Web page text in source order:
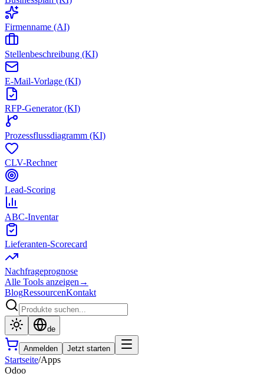
Firmenname (AI)
Stellenbeschreibung (KI)
E-Mail-Vorlage (KI)
RFP-Generator (KI)
Prozessflussdiagramm (KI)
CLV-Rechner
Lead-Scoring
ABC-Inventar
Lieferanten-Scorecard
Nachfrageprognose
Alle Tools anzeigen →
BlogRessourcenKontakt
de
Anmelden Jetzt starten
Startseite/Apps
Odoo